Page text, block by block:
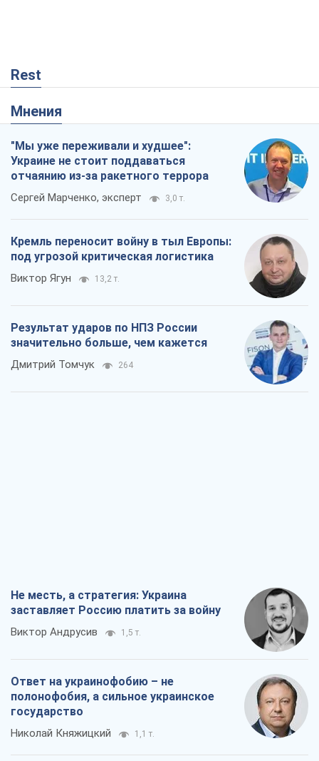
Rest
Мнения
"Мы уже переживали и худшее":
Украине не стоит поддаваться
отчаянию из-за ракетного террора
Сергей Марченко, эксперт 3,0 т.
Кремль переносит войну в тыл Европы:
под угрозой критическая логистика
Виктор Ягун 13,2 т.
Результат ударов по НПЗ России
значительно больше, чем кажется
Дмитрий Томчук 264
Не месть, а стратегия: Украина
заставляет Россию платить за войну
Виктор Андрусив 1,5 т.
Ответ на украинофобию – не
полонофобия, а сильное украинское
государство
Николай Княжицкий 1,1 т.